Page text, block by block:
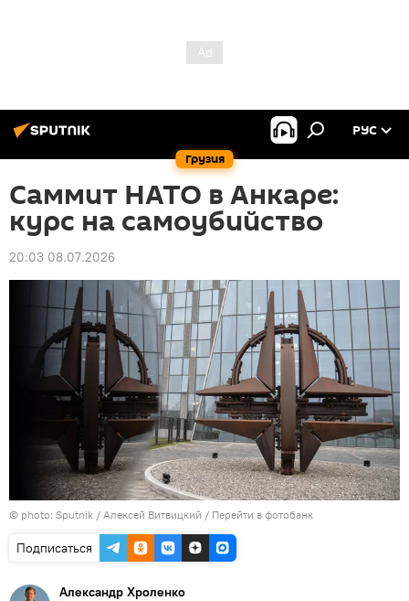
Грузия
РУС
Саммит НАТО в Анкаре:
курс на самоубийство
20:03 08.07.2026
© photo: Sputnik / Алексей Витвицкий / Перейти в фотобанк
Подписаться
Александр Хроленко